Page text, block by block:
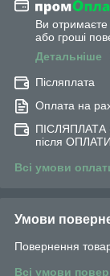
Ви
або гроші
Детальніше
Післяплата
Оплата на
ПІСЛЯПЛАТА
після
Всі умови
Умови
Повернення
Всі умови